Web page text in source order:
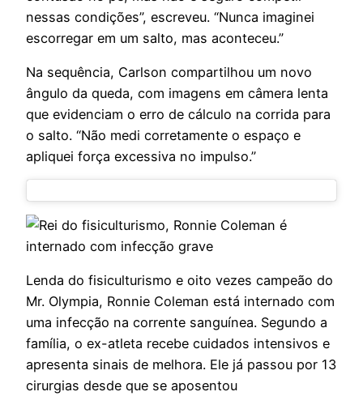
nessas condições”, escreveu. “Nunca imaginei
escorregar em um salto, mas aconteceu.”
Na sequência, Carlson compartilhou um novo
ângulo da queda, com imagens em câmera lenta
que evidenciam o erro de cálculo na corrida para
o salto. “Não medi corretamente o espaço e
apliquei força excessiva no impulso.”
Lenda do fisiculturismo e oito vezes campeão do
Mr. Olympia, Ronnie Coleman está internado com
uma infecção na corrente sanguínea. Segundo a
família, o ex-atleta recebe cuidados intensivos e
apresenta sinais de melhora. Ele já passou por 13
cirurgias desde que se aposentou